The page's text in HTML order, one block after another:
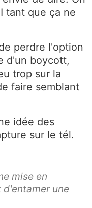
tant que ça ne
perdre l'option
d'un boycott,
trop sur la
faire semblant
idée des
sur le tél.
mise en
une